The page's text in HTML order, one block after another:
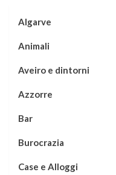
Algarve
Animali
Aveiro e dintorni
Azzorre
Bar
Burocrazia
Case e Alloggi